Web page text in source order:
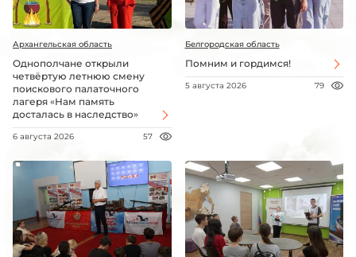
Архангельская область
Однополчане открыли
четвёртую летнюю смену
поискового палаточного
лагеря «Нам память
досталась в наследство»
6 августа 2026 57
Белгородская область
Помним и гордимся!
5 августа 2026 79